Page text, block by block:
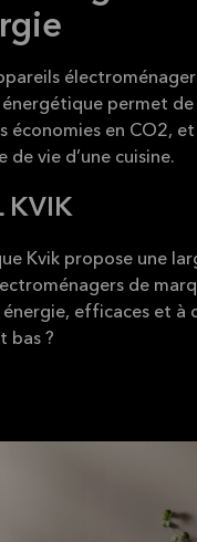
permet
économies en CO2,
de vie d’une cuisine.
KVIK
Kvik propose une
de
énergie, efficaces et à
bas ?